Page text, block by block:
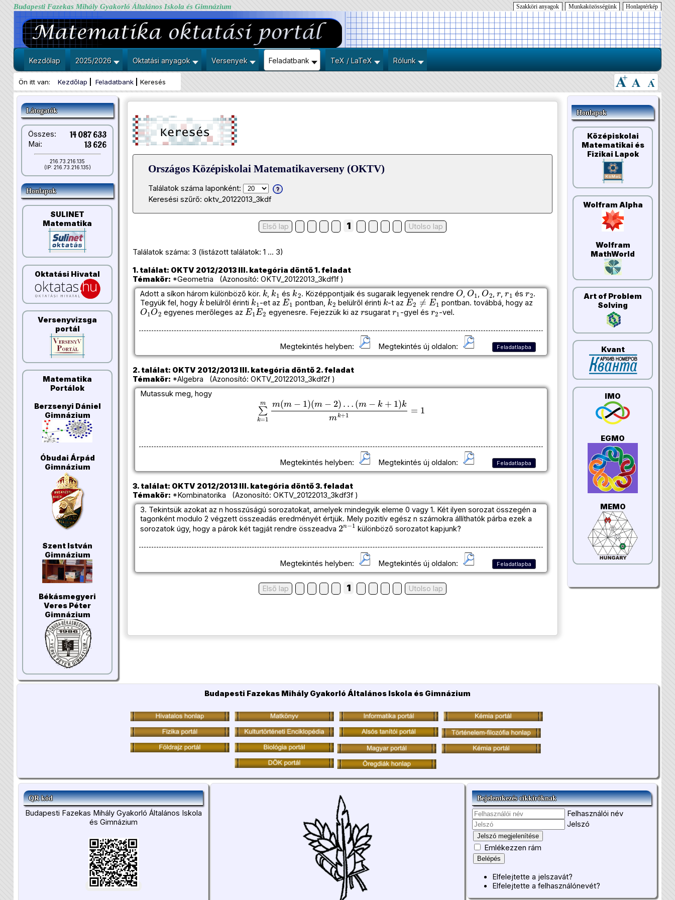
Budapesti Fazekas Mihály Gyakorló Általános Iskola és Gimnázium Honlaptérkép
Munkaközösségünk
Szakköri anyagok
Kezdőlap 2025/2026 Oktatási anyagok Versenyek Feladatbank TeX / LaTeX Rólunk
Ön itt van: Kezdőlap Feladatbank Keresés
Látogatók
Összes: 14 087 633
Mai: 13 626
216.73.216.135
(IP: 216.73.216.135)
Honlapok
SULINET
Matematika
Oktatási Hivatal
Versenyvizsga
portál
Matematika
Portálok
Berzsenyi Dániel
Gimnázium
Óbudai Árpád
Gimnázium
Szent István
Gimnázium
Békásmegyeri
Veres Péter
Gimnázium
Országos Középiskolai Matematikaverseny (OKTV)
Találatok száma laponként:
Keresési szűrő: oktv_20122013_3kdf
Első lap 1 Utolso lap
Találatok száma: 3 (listázott találatok: 1 ... 3)
1. találat: OKTV 2012/2013 III. kategória döntő 1. feladat
Témakör: *Geometria (Azonosító: OKTV_20122013_3kdf1f )
Adott a síkon három különböző kör.
k
,
k1
és
k2
. Középpontjaik és sugaraik legyenek rendre
O
,
O1
,
O2
,
r
,
r1
és
r2
.
Tegyük fel, hogy
k
belülről érinti
k1
-et az
E1
pontban,
k2
belülről érinti
k
-t az
E2≠E1
pontban. továbbá, hogy az
O1O2
egyenes merőleges az
E1E2
egyenesre. Fejezzük ki az
r
sugarat
r1
-gyel és
r2
-vel.
Megtekintés helyben: Megtekintés új oldalon: Feladatlapba
2. találat: OKTV 2012/2013 III. kategória döntő 2. feladat
Témakör: *Algebra (Azonosító: OKTV_20122013_3kdf2f )
Mutassuk meg, hogy
∑k =1mm (m−1)(m−2 )…(m−k+1 )k mk+ 1
Megtekintés helyben: Megtekintés új oldalon: Feladatlapba
3. találat: OKTV 2012/2013 III. kategória döntő 3. feladat
Témakör: *Kombinatorika (Azonosító: OKTV_20122013_3kdf3f )
3. Tekintsük azokat az n hosszúságú sorozatokat, amelyek mindegyik eleme 0 vagy 1. Két ilyen sorozat összegén a
tagonként modulo 2 végzett összeadás eredményét értjük. Mely pozitív egész n számokra állíthatók párba ezek a
sorozatok úgy, hogy a párok két tagját rendre összeadva
2n−1
különböző sorozatot kapjunk?
Megtekintés helyben: Megtekintés új oldalon: Feladatlapba
Első lap 1 Utolso lap
Honlapok
Középiskolai
Matematikai és
Fizikai Lapok
Wolfram Alpha
Wolfram
MathWorld
Art of Problem
Solving
Kvant
IMO
EGMO
MEMO
Budapesti Fazekas Mihály Gyakorló Általános Iskola és Gimnázium
QR kód
Budapesti Fazekas Mihály Gyakorló Általános Iskola
és Gimnázium
Bejelentkezés cikkíróknak
Felhasználói név
Jelszó
Jelszó megjelenítése
Emlékezzen rám
Belépés
Elfelejtette a jelszavát?
Elfelejtette a felhasználónevét?